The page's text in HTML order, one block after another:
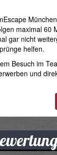
maximal 60
gar nicht
helfen.
Besuch im
und